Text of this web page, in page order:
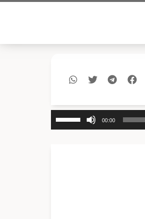
00:00